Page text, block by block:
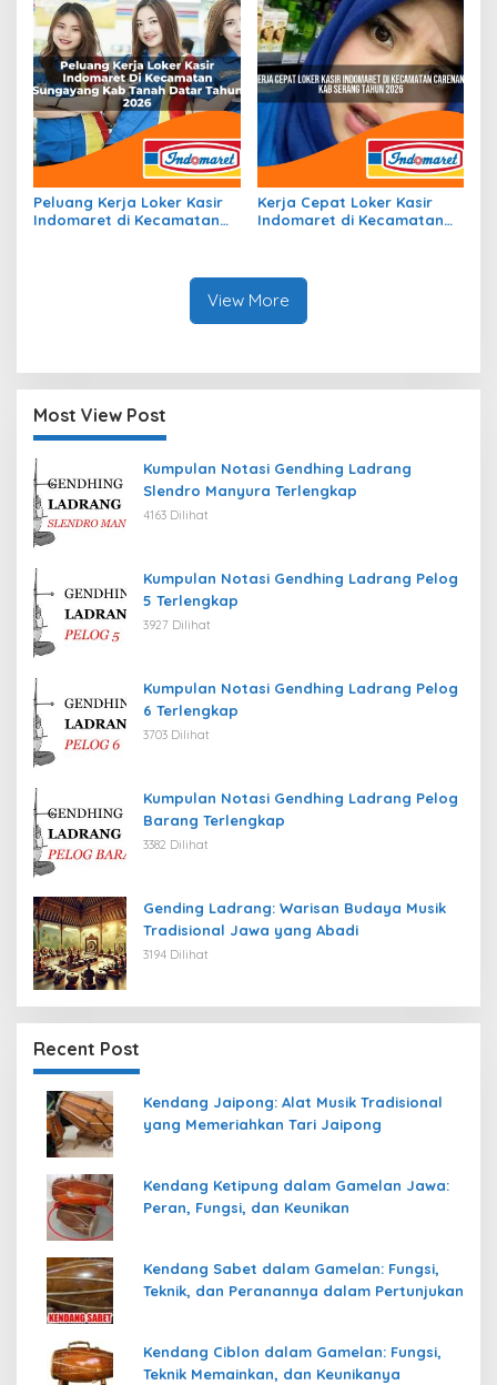
Peluang Kerja Loker Kasir
Indomaret di Kecamatan
Kerja Cepat Loker Kasir
Indomaret di Kecamatan
View More
Most View Post
Kumpulan Notasi Gendhing Ladrang
Slendro Manyura Terlengkap
4163 Dilihat
Kumpulan Notasi Gendhing Ladrang Pelog
5 Terlengkap
3927 Dilihat
Kumpulan Notasi Gendhing Ladrang Pelog
6 Terlengkap
3703 Dilihat
Kumpulan Notasi Gendhing Ladrang Pelog
Barang Terlengkap
3382 Dilihat
Gending Ladrang: Warisan Budaya Musik
Tradisional Jawa yang Abadi
3194 Dilihat
Recent Post
Kendang Jaipong: Alat Musik Tradisional
yang Memeriahkan Tari Jaipong
Kendang Ketipung dalam Gamelan Jawa:
Peran, Fungsi, dan Keunikan
Kendang Sabet dalam Gamelan: Fungsi,
Teknik, dan Peranannya dalam Pertunjukan
Kendang Ciblon dalam Gamelan: Fungsi,
Teknik Memainkan, dan Keunikanya